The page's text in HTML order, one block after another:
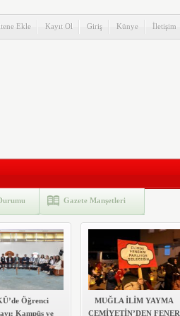
Ekle Kayıt Ol Giriş Künye İletişim
Gazete Manşetleri
Öğrenci
Kampüs ve
MUĞLA İLİM YAYMA
CEMİYETİN’DEN FENER